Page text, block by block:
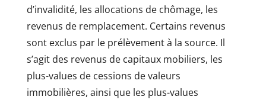
d’invalidité, les allocations de chômage, les
revenus de remplacement. Certains revenus
sont exclus par le prélèvement à la source. Il
s’agit des revenus de capitaux mobiliers, les
plus-values de cessions de valeurs
immobilières, ainsi que les plus-values